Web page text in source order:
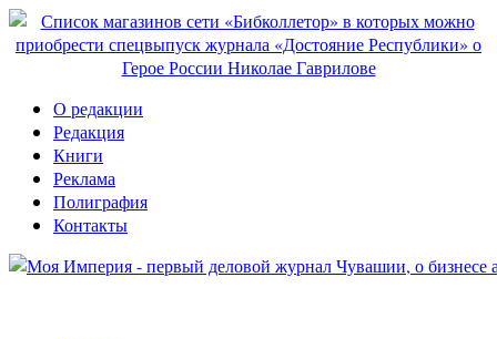
О редакции
Редакция
Книги
Реклама
Полиграфия
Контакты